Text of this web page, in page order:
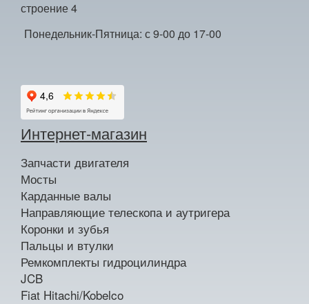
строение 4
Понедельник-Пятница: с 9-00 до 17-00
Интернет-магазин
Запчасти двигателя
Мосты
Карданные валы
Направляющие телескопа и аутригера
Коронки и зубья
Пальцы и втулки
Ремкомплекты гидроцилиндра
JCB
Fiat Hitachi/Kobelco